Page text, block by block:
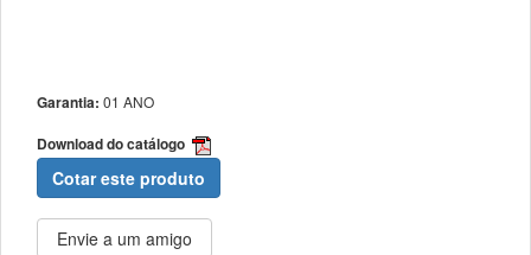
Garantia: 01 ANO
Download do catálogo
Cotar este produto